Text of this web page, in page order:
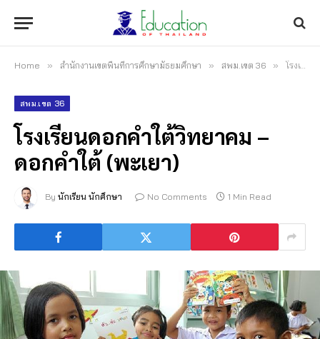
Home » สำนักงานเขตพื้นที่การศึกษามัธยมศึกษา » สพม.เขต 36 » โรงเรียนดอกคำใต้วิทยาคม – ดอกคำใต้ (พะเยา)
สพม.เขต 36
โรงเรียนดอกคำใต้วิทยาคม –
ดอกคำใต้ (พะเยา)
By นักเรียน นักศึกษา No Comments 1 Min Read